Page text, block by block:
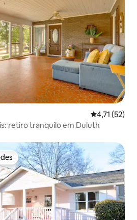
4,71 de uma
4,71 (52)
retiro tranquilo em Duluth
dos hóspedes